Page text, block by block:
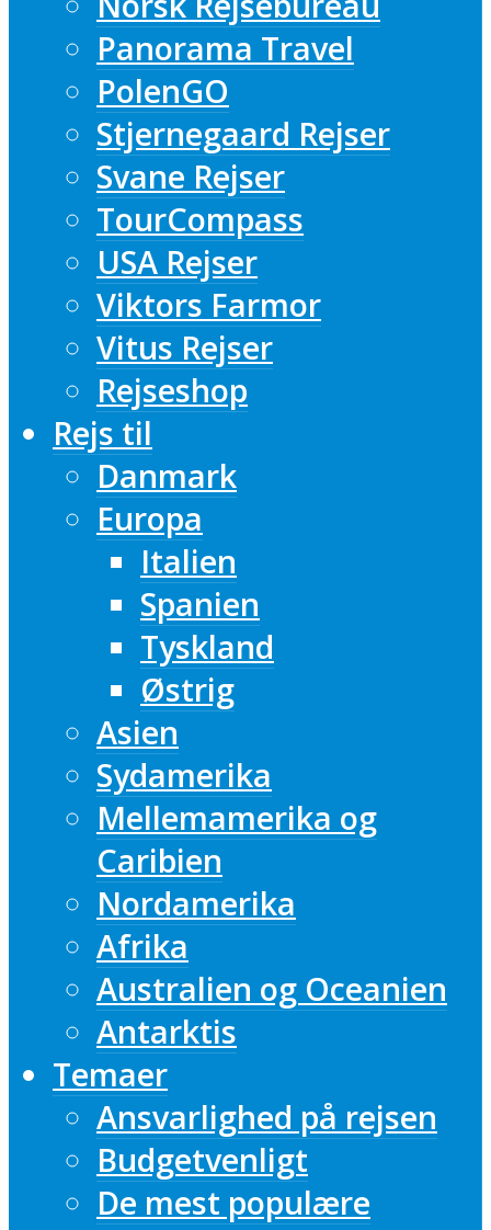
Panorama Travel
PolenGO
Stjernegaard Rejser
Svane Rejser
TourCompass
USA Rejser
Viktors Farmor
Vitus Rejser
Rejseshop
Rejs til
Danmark
Europa
Italien
Spanien
Tyskland
Østrig
Asien
Sydamerika
Mellemamerika og
Caribien
Nordamerika
Afrika
Australien og Oceanien
Antarktis
Temaer
Ansvarlighed på rejsen
Budgetvenligt
De mest populære